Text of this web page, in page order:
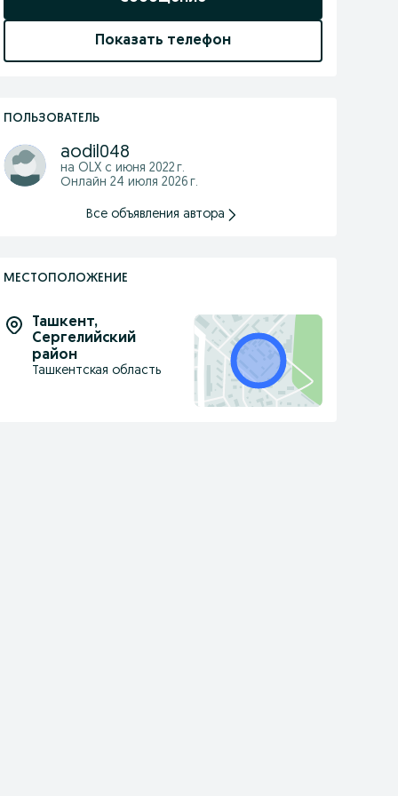
Показать телефон
ПОЛЬЗОВАТЕЛЬ
aodil048
на OLX с июня 2022 г.
Онлайн 24 июля 2026 г.
Все объявления автора
МЕСТОПОЛОЖЕНИЕ
Ташкент,
Сергелийский
район
Ташкентская область